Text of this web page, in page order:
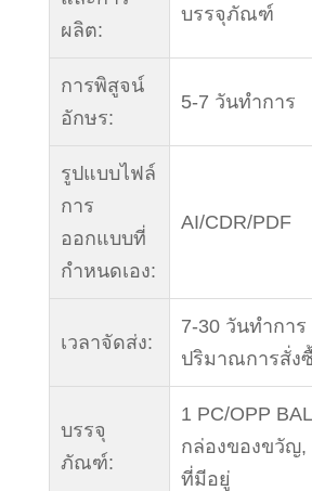
ผลิต:
บรรจุภัณฑ์
การพิสูจน์
อักษร:
5-7 วันทำการ
รูปแบบไฟล์
การ
ออกแบบที่
กำหนดเอง:
AI/CDR/PDF
เวลาจัดส่ง:
7-30 วันทำกา
ปริมาณการสั่ง
บรรจุ
ภัณฑ์:
1 PC/OPP
กล่องของขวัญ,
ที่มีอยู่